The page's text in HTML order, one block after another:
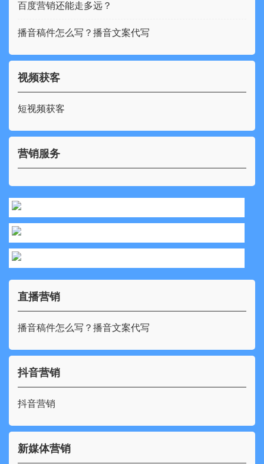
百度营销还能走多远？
播音稿件怎么写？播音文案代写
视频获客
短视频获客
营销服务
直播营销
播音稿件怎么写？播音文案代写
抖音营销
抖音营销
新媒体营销